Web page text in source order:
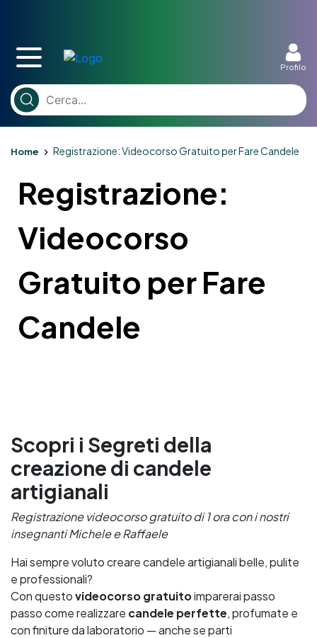
Profilo
Home Registrazione: Videocorso Gratuito per Fare Candele
Registrazione:
Videocorso
Gratuito per Fare
Candele
Scopri i Segreti della
creazione di candele
artigianali
Registrazione videocorso gratuito di 1 ora con i nostri
insegnanti Michele e Raffaele
Hai sempre voluto creare candele artigianali belle, pulite
e professionali?
Con questovideocorso gratuitoimparerai passo
passo come realizzare candele perfette, profumate e
con finiture da laboratorio — anche se parti